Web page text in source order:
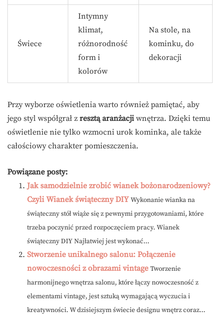
Świece
Intymny
klimat,
różnorodność
form i
kolorów
Na stole, na
kominku, do
dekoracji
Przy wyborze oświetlenia warto również pamiętać, aby
jego styl współgrał z resztą aranżacji wnętrza. Dzięki temu
oświetlenie nie tylko wzmocni urok kominka, ale także
całościowy charakter pomieszczenia.
Powiązane posty:
Jak samodzielnie zrobić wianek bożonarodzeniowy?
Czyli Wianek świąteczny DIY Wykonanie wianka na
świąteczny stół wiąże się z pewnymi przygotowaniami, które
trzeba poczynić przed rozpoczęciem pracy. Wianek
świąteczny DIY Najłatwiej jest wykonać...
Stworzenie unikalnego salonu: Połączenie
nowoczesności z obrazami vintage Tworzenie
harmonijnego wnętrza salonu, które łączy nowoczesność z
elementami vintage, jest sztuką wymagającą wyczucia i
kreatywności. W dzisiejszym świecie designu wnętrz coraz...